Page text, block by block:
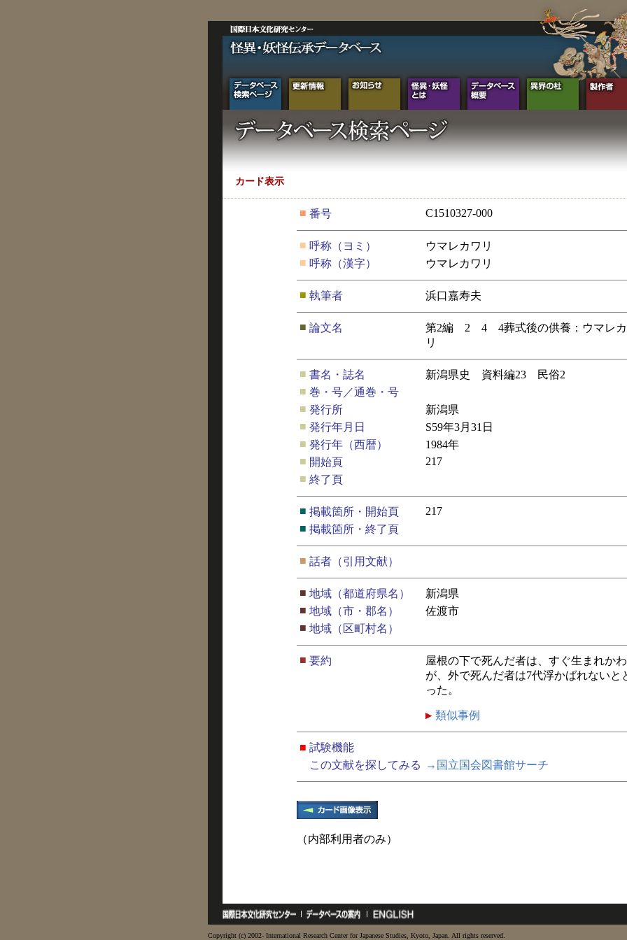
カード表示
■ 番号 C1510327-000
■ 呼称（ヨミ）
ウマレカワリ
■ 呼称（漢字） ウマレカワリ
■ 執筆者 浜口嘉寿夫
■ 論文名
第2編 2 4 4葬式後の供養：ウマレ
リ
■ 書名・誌名
新潟県史 資料編23 民俗2
■ 巻・号／通巻・号
■ 発行所
新潟県
■ 発行年月日
S59年3月31日
■ 発行年（西暦）
1984年
■ 開始頁
217
■ 終了頁
■ 掲載箇所・開始頁
217
■ 掲載箇所・終了頁
■ 話者（引用文献）
■ 地域（都道府県名）
新潟県
■ 地域（市・郡名）
佐渡市
■ 地域（区町村名）
■ 要約
屋根の下で死んだ者は、すぐ生まれか
が、外で死んだ者は7代浮かばれないと
った。
類似事例
■ 試験機能
この文献を探してみる
→国立国会図書館サーチ
（内部利用者のみ）
Copyright (c) 2002- International Research Center for Japanese Studies, Kyoto, Japan. All rights reserved.